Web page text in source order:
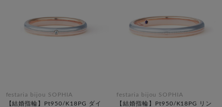
festaria bijou SOPHIA
【結婚指輪】Pt950/K18PG ダイ
festaria bijou SOPHIA
【結婚指輪】Pt950/K18PG リン